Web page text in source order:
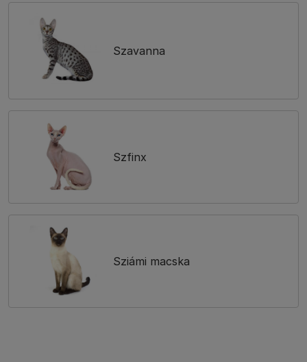
Szavanna
Szfinx
Sziámi macska